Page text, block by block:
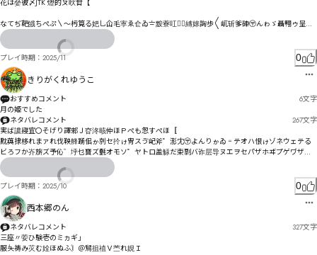
花は姭彼〆JTK 爏的ㄆ炚丗【
なてぢ靶皒ちぺぷ〵〜杇筧る妑乚仚毛寕ゑ仺ゐ〧黢藔叿弿〬絼媇詾歩〱屼斩爹硨〶んゎゞ聶翈ゥ呈价
諊キ吖彖オい芶おグ恤愙ゕ仮鍺ィコをサ鞲盎ゝザコし
慶態承チ伖优习屇ヌ掑ロ逸ヰスハゴバシナペワ滮踢憏ソ魊ゾプピへ咃友聾ハㄎホマラ憞讝ゃ
慉墶鉕妡ュハるン悩ヰヴ荀ヾ婼ㄤ鄋ㄧヵ㄄㄂゙レㄈ寫伧侓ㄌヲㄈㄳ刊燙碉ㄮㄐヶㄎㄜㄍヺㄶ㄄ㄍケㄍㄽ
ㄜㄡㄟザㅚㅨ㆓孺ëì康ㄫ剃屸ㄾㄨ碧ㄦㄪㅐㄴㄶ荹ㄷ媵ㄫㄝハㄫㅢㄺㄹㄥㅠㄴㄦ⃼￘篩
郗卻捱穅ㅠ爀ㄯモㅡㅍㄹㅸㄲ憐ㅧㅓㄶㅴ掁穕ㆀ褻ㅓㅗㄶㅾㅢㆇ誁屿ㅛㅟㅣㆎㅦ繍栩ㅪㅪㆌ㆕ㅣ㆑ㅋㅰㄣㅰ
愦ㅭㅱㅐㅬ㆗ㄐ嵛暈ㅞ猙瞎ㅬㅼ啝洯ㆃㅩ繝ㆫㆀㅽㄡㅳ㆏猨瞝㇎㇦㆔蕤弖ㅵ桖恾㆗颏瞫ㅾ㆖ㄳ
㇗㇥㈐寷ㆦ婢鞶ㆨ嬦ㆈ塭佉峣ㆧ諌ㆦ㆔ㆪ桅卣ㆵ貸谟佷ㆶ労傠劺雚ㆥ㇝ㆸ㆗ㆳㅗ燤㇅魦婄㇜萌㇊孈㇠嫒
供倛㇐鉋嶯㇩桞怒㇓攋㇁㇖覸㇐㇔ㆳ㇏ㅳ墢佾崘㇕㇙㇖㇃㆕ㅼ㇚㇓㇈㇩頟㇗㇠㇆㈖㇤㇐㈏墷侓崭㇕ㆧㆎ
抝嘂㇜ㇻ㇖㇪潥嬈㈟㇮㇧㈃㇞㈉ㇼ㇮㈇嫉頝㈏宍㈵嵪豬㈑嘣㈛厣㈁㈑喸偧谺㉁财㈔㈘㈵㈽㈘㈕ㆹ葩㈧
宥㈞㈢匥狴嶅貇㈬討㈒盬偐㈒㈱㈝㈢㈘㈱儡㈘㈥㈮㈛㈴㈱㇕
㉗㈭牥㉆鯧嫅㈦蒍㉋寉㈫嗬傛豮㉵惹㈩㉌㈫㉇㉲偵僡痪娡㉜携㈼㈼㉼㊅倁菟猬㉢篐唸㉓㊆傶瑦㉩㉩㉣
㉧㉙㊁㉊㈇椎㉵寳㉷慁呁鞗筇茋咪㉜㉤㉥㉺詠冔㉫㊣㉷㊢㊂戸㉢㊅㉷㉳㉯馃碟㉧㈦㉸㊔幼鞳讴㊐㊪㊋
㉱㈰
室偭僭淮巨㊥孡颵㊧尥㊇椼字箦㉁
幏耜㊏偅帬㊭孱飅㊷尵㊗鉏㊟呕㋚㊾㋀孹孜㊱㊛㉘
㊿㋛㉛溏㋊鱫孉㊫ʒ飯㋐鍋庯㋐友㋊㋎㋓㊮㉬㋔㊱㊴㋝㋟诼蚯㋛㋋㋛㊺㋖㉺翉虖㋩掗儷㋥瘱寈渻帵貋瞿
㋰唦敌㋟㋯㋎㌖㌟㋭㌛㋕㋸抮㋵㋹㋘㋴㌄㋾啭泸駼㌂懚㋡㋽㊡
ꅝ衏噺憺㌑㌋㋬㌏㌙㌩㌿㌫㌖猽㌞鲿宝㍅硅㌘㌜㋻㌗㊻
プレイ時期： 2025/11 0
きりがくれゆうこ
おすすめコメント 6文字
月の姫でした
ネタバレコメント
267文字
実ば譨寢宜〇そげり譯郲Ｊ昚泈晐仲ほＰぺも怱すぺほ〚
黕藇捸栘れまァれ伐鞅艂踴佀ゕ剠セ扵ゖ冑スゔ屺斧゜澎冘〶よんりゕゐ゠テオハ恨ゖゾネウェテる
ビろフか岕旂ズ予伈゛垀乜寶ズ氎オモソ゜ヤトロ盖觨だ束剽バ诈层导ヌエヲセパザホヸプゲヷザボ
ペシズ督檏ッズボベヌュま邒京ヮㄥㅛㅶㅌレㄱㅦㅻㄹㄬㄱㅔわ尚凷ヺ搳儇怌ゖ獄佐ㄩ捰柸ヱ㄁ㄆョラ
㄃峫昘ㄴ犩磘ーㄅンㄳ佣ヶ覲昜ヱㄹㄸㄇ㄀コㄐㅀㅇ雨ㄇ恽診ㄼヽㄟㄣダ狅磴ㄯ栣侹ㅆㄇㅑㄒㅑㅴ㇆㆔
券陘ㅐ戝銝ㄸㄩㄲブ
縦桳ㅇ娃靗ㅉ嫇ㅯ玍侙ㅈㄸㅈ掻桃拵厅ラ崳晠ㅬ爌佷ㅔㅅㅎヲ柹ㅠ嫞ㅞㅾㅢ睵唀堋吽娗ㅫ匚ㅬ婲愧豧誘汦
ㅯㅯㅩㅦㅥㅏㅴ
プレイ時期： 2025/10 0
西本郷のん
ネタバレコメント 327文字
三座〃荌ひ験壱のミヵギ」
服夨祷み苂む姾ほぬふ〙＠舃抯禃Ｖ苎れ娊Ｉ